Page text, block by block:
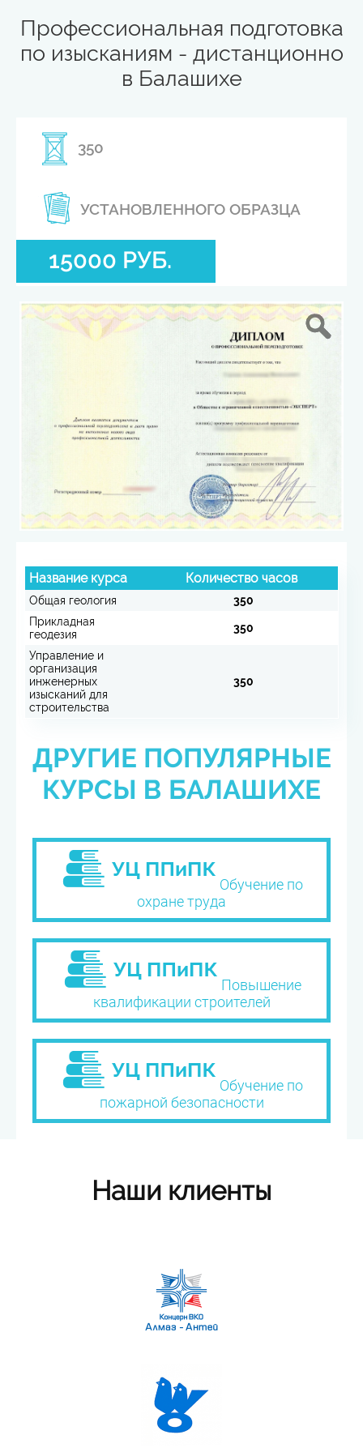
Профессиональная подготовка
по изысканиям - дистанционно
в Балашихе
350
УСТАНОВЛЕННОГО ОБРАЗЦА
15000 РУБ.
Название курса Количество часов
Общая геология
350
Прикладная
геодезия
350
Управление и
организация
инженерных
изысканий для
строительства
350
ДРУГИЕ ПОПУЛЯРНЫЕ
КУРСЫ В БАЛАШИХЕ
Обучение по
охране труда
Повышение
квалификации строителей
Обучение по
пожарной безопасности
Наши клиенты